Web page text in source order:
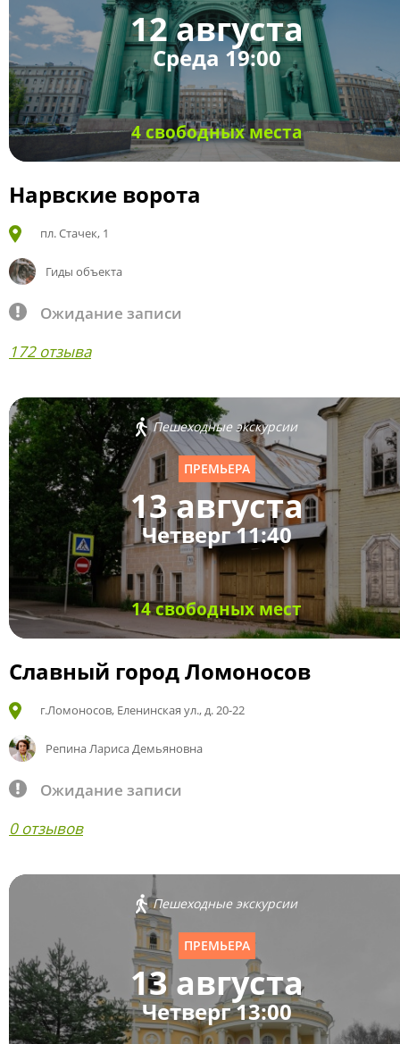
12 августа
Среда 19:00
4 свободных места
Нарвские ворота
пл. Стачек, 1
Гиды объекта
Ожидание записи
172 отзыва
Пешеходные экскурсии
ПРЕМЬЕРА
13 августа
Четверг 11:40
14 свободных мест
Славный город Ломоносов
г.Ломоносов, Еленинская ул., д. 20-22
Репина Лариса Демьяновна
Ожидание записи
0 отзывов
Пешеходные экскурсии
ПРЕМЬЕРА
13 августа
Четверг 13:00